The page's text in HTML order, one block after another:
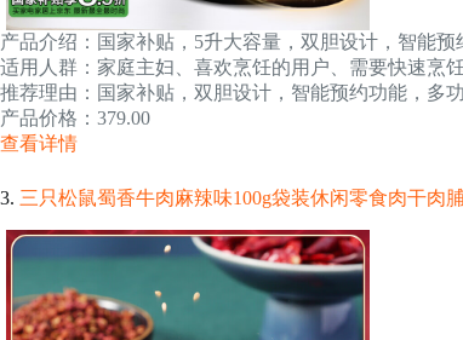
产品介绍：国家补贴，5升大容量，双胆设计，智能预
适用人群：家庭主妇、喜欢烹饪的用户、需要快速烹饪
推荐理由：国家补贴，双胆设计，智能预约功能，多
产品价格：379.00
查看详情
3. 三只松鼠蜀香牛肉麻辣味100g袋装休闲零食肉干肉